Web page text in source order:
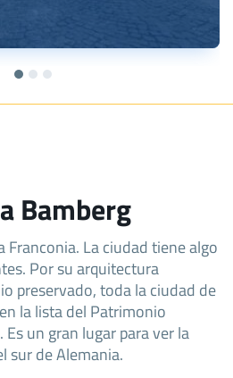
Bamberg
Franconia. La ciudad tiene algo
Por su arquitectura
preservado, toda la ciudad de
la lista del Patrimonio
Es un gran lugar para ver la
sur de Alemania.